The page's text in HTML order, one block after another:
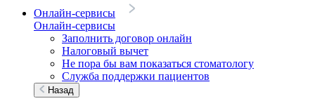
Онлайн-сервисы
Онлайн-сервисы
Заполнить договор онлайн
Налоговый вычет
Не пора бы вам показаться стоматологу
Служба поддержки пациентов
Назад